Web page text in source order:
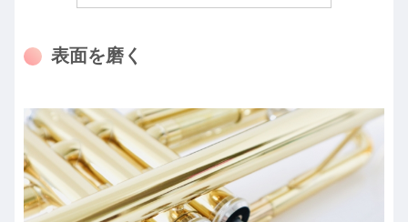
表面を磨く